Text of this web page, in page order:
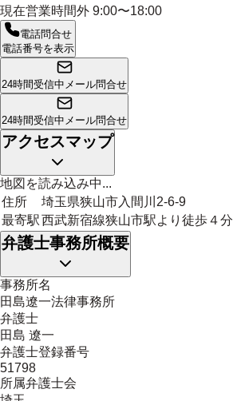
現在営業時間外 9:00〜18:00
電話問合せ
電話番号を表示
24時間受信中 メール問合せ
24時間受信中 メール問合せ
アクセスマップ
地図を読み込み中...
住所
埼玉県狭山市入間川2-6-9
最寄駅西武新宿線狭山市駅より徒歩４分
弁護士事務所概要
事務所名
田島遼一法律事務所
弁護士
田島 遼一
弁護士登録番号
51798
所属弁護士会